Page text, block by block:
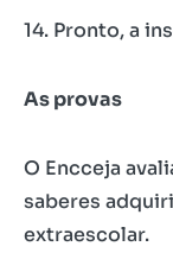
14. Pronto, a
As provas
O Encceja
saberes
extraescolar.